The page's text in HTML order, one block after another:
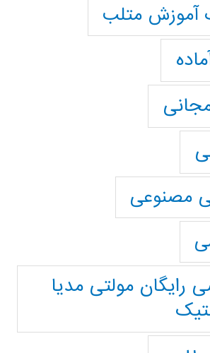
آموزش متلب
مصنوعی
رایگان مولتی مدیا